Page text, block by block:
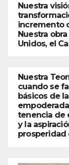
Nuestra
incremento
Nuestra
Unidos, el
Nuestra
cuando se
básicos de
tenencia de
y la
prosperidad